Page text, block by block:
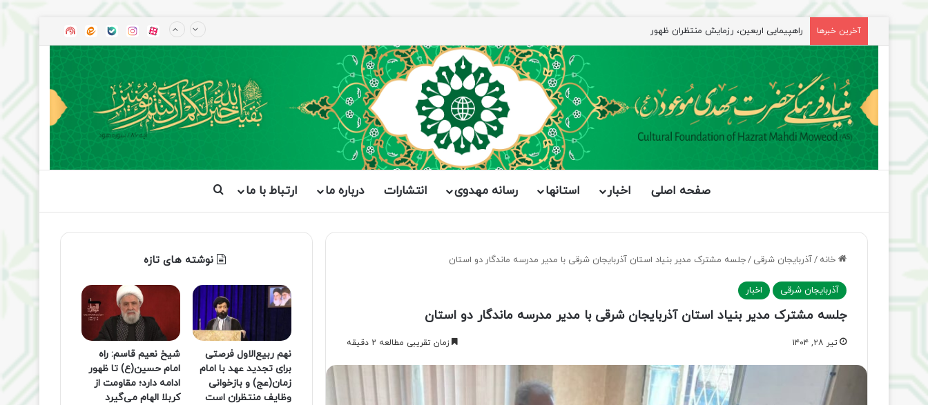
آخرین خبرها جلسه شورای سیاستگذاری فعالیت های مهدوی مازنداران برگزار شد آپاراتاینستاگرام
بله ایتا
صفحه اصلی اخبار استانها رسانه مهدوی انتشارات درباره ما ارتباط با ما جستجو برای
خانه /آذربایجان شرقی /جلسه مشترک مدیر بنیاد استان آذربایجان شرقی با مدیر مدرسه ماندگار دو استان
آذربایجان شرقی اخبار
جلسه مشترک مدیر بنیاد استان آذربایجان شرقی با مدیر مدرسه ماندگار دو استان
تیر ۲۸, ۱۴۰۴ زمان تقریبی مطالعه 2 دقیقه
نوشته های تازه
نهم ربیع‌الاول فرصتی
برای تجدید عهد با امام
زمان(عج) و بازخوانی
وظایف منتظران است
شیخ نعیم قاسم: راه
امام حسین(ع) تا ظهور
ادامه دارد؛ مقاومت از
کربلا الهام می‌گیرد